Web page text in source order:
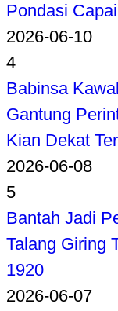
Pondasi
2026-06-10
4
Babinsa
Gantung
Kian Dekat
2026-06-08
5
Bantah Jadi
Talang Giring
1920
2026-06-07